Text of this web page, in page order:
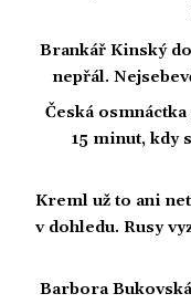
Brankář Kinský
nepřál.
Česká
15 minut, kdy
Kreml už to ani
v dohledu. Rusy
Barbora